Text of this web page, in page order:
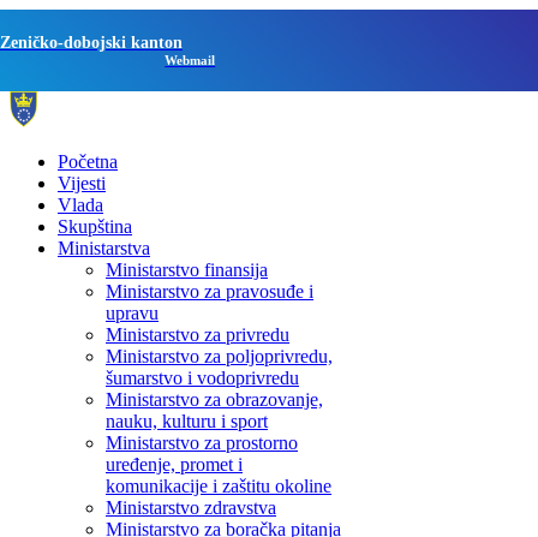
Zeničko-dobojski kanton
Webmail
Početna
Vijesti
Vlada
Skupština
Ministarstva
Ministarstvo finansija
Ministarstvo za pravosuđe i
upravu
Ministarstvo za privredu
Ministarstvo za poljoprivredu,
šumarstvo i vodoprivredu
Ministarstvo za obrazovanje,
nauku, kulturu i sport
Ministarstvo za prostorno
uređenje, promet i
komunikacije i zaštitu okoline
Ministarstvo zdravstva
Ministarstvo za boračka pitanja